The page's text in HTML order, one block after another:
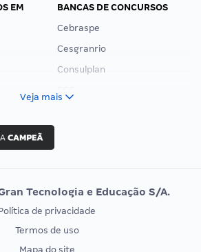
EM
BANCAS DE CONCURSOS
Cebraspe
Cesgranrio
Consulplan
Vunesp
EXAME DE ORDEM
Veja mais
Tecnologia e Educação S/A.
de privacidade
Termos de uso
Mapa do site